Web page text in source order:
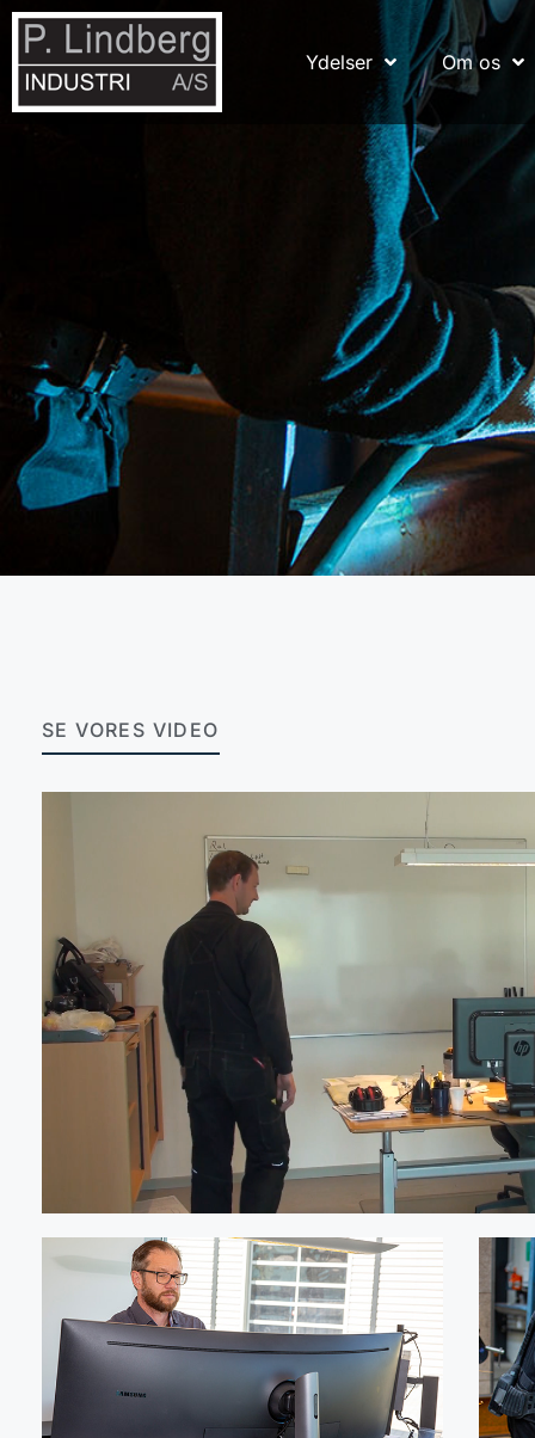
Ydelser Om os
SE VORES VIDEO